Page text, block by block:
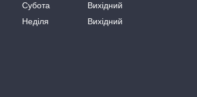
Субота
Вихідний
Неділя
Вихідний